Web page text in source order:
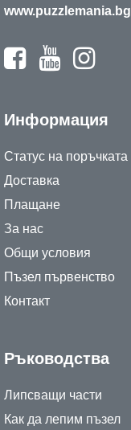
www.puzzlemania.bg
Информация
Статус на поръчката
Доставка
Плащане
За нас
Общи условия
Пъзел първенство
Контакт
Ръководства
Липсващи части
Как да лепим пъзел